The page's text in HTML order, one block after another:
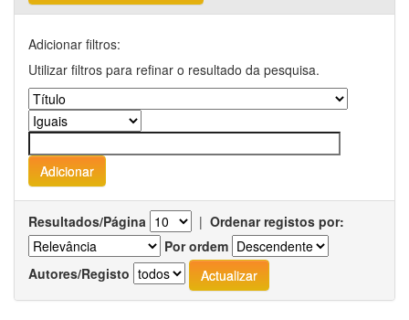
Adicionar filtros:
Utilizar filtros para refinar o resultado da pesquisa.
Resultados/Página | Ordenar registos por:
Por ordem
Autores/Registo